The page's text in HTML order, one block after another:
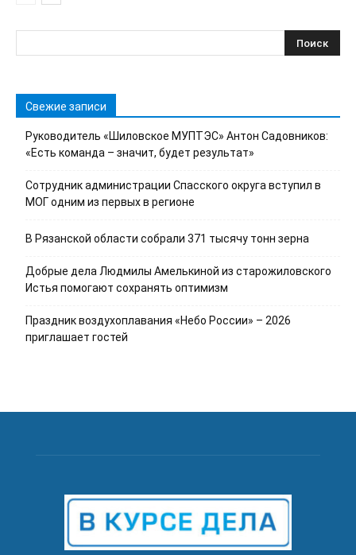
Свежие записи
Руководитель «Шиловское МУПТЭС» Антон Садовников:
«Есть команда – значит, будет результат»
Сотрудник администрации Спасского округа вступил в
МОГ одним из первых в регионе
В Рязанской области собрали 371 тысячу тонн зерна
Добрые дела Людмилы Амелькиной из старожиловского
Истья помогают сохранять оптимизм
Праздник воздухоплавания «Небо России» – 2026
приглашает гостей